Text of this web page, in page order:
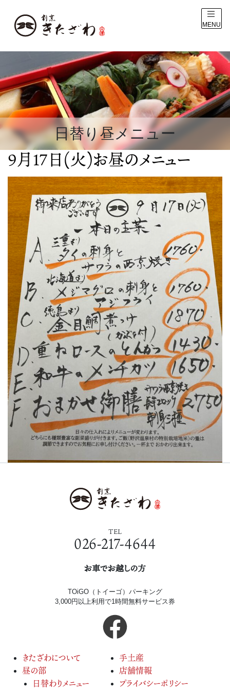
MENU
日替り昼メニュー
9月17日(火)お昼のメニュー
TEL
026-217-4644
お車でお越しの方
TOiGO（トイーゴ）パーキング
3,000円以上利用で1時間無料サービス券
きたざわについて
昼の部
日替わりメニュー
手土産
店舗情報
プライバシーポリシー